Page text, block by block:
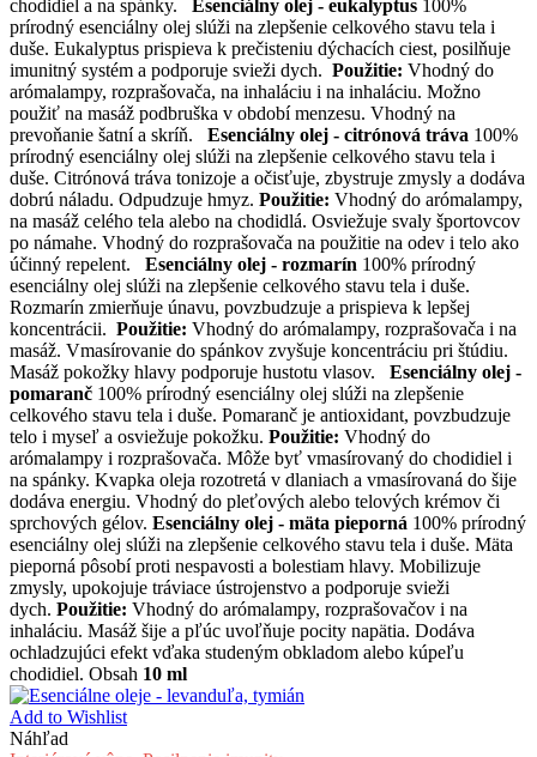
chodidiel a na spánky. Esenciálny olej - eukalyptus 100%
prírodný esenciálny olej slúži na zlepšenie celkového stavu tela i
duše. Eukalyptus prispieva k prečisteniu dýchacích ciest, posilňuje
imunitný systém a podporuje svieži dych. Použitie: Vhodný do
arómalampy, rozprašovača, na inhaláciu i na inhaláciu. Možno
použiť na masáž podbruška v období menzesu. Vhodný na
prevoňanie šatní a skríň. Esenciálny olej - citrónová tráva 100%
prírodný esenciálny olej slúži na zlepšenie celkového stavu tela i
duše. Citrónová tráva tonizoje a očisťuje, zbystruje zmysly a dodáva
dobrú náladu. Odpudzuje hmyz. Použitie: Vhodný do arómalampy,
na masáž celého tela alebo na chodidlá. Osviežuje svaly športovcov
po námahe. Vhodný do rozprašovača na použitie na odev i telo ako
účinný repelent. Esenciálny olej - rozmarín 100% prírodný
esenciálny olej slúži na zlepšenie celkového stavu tela i duše.
Rozmarín zmierňuje únavu, povzbudzuje a prispieva k lepšej
koncentrácii. Použitie: Vhodný do arómalampy, rozprašovača i na
masáž. Vmasírovanie do spánkov zvyšuje koncentráciu pri štúdiu.
Masáž pokožky hlavy podporuje hustotu vlasov. Esenciálny olej -
pomaranč 100% prírodný esenciálny olej slúži na zlepšenie
celkového stavu tela i duše. Pomaranč je antioxidant, povzbudzuje
telo i myseľ a osviežuje pokožku. Použitie: Vhodný do
arómalampy i rozprašovača. Môže byť vmasírovaný do chodidiel i
na spánky. Kvapka oleja rozotretá v dlaniach a vmasírovaná do šije
dodáva energiu. Vhodný do pleťových alebo telových krémov či
sprchových gélov. Esenciálny olej - mäta pieporná 100% prírodný
esenciálny olej slúži na zlepšenie celkového stavu tela i duše. Mäta
pieporná pôsobí proti nespavosti a bolestiam hlavy. Mobilizuje
zmysly, upokojuje tráviace ústrojenstvo a podporuje svieži
dych. Použitie: Vhodný do arómalampy, rozprašovačov i na
inhaláciu. Masáž šije a pľúc uvoľňuje pocity napätia. Dodáva
ochladzujúci efekt vďaka studeným obkladom alebo kúpeľu
chodidiel. Obsah 10 ml
Add to Wishlist
Náhľad